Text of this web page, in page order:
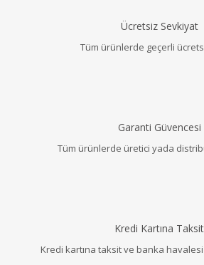
Ücretsiz Sevkiyat
Tüm ürünlerde geçerli
Garanti Güvencesi
Tüm ürünlerde üretici yada
Kredi Kartına Taksit
Kredi kartına taksit ve banka